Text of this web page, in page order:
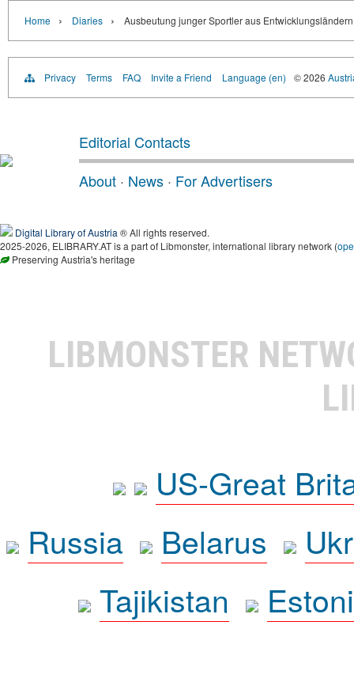
Home › Diaries › Ausbeutung junger Sportler aus
Privacy Terms FAQ Invite a Friend Language (en) © 2026
Editorial Contacts
About · News · For Advertisers
Digital Library of Austria ® All rights reserved.
2025-2026, ELIBRARY.AT is a part of Libmonster, international library network (
Preserving Austria's heritage
LIBMONSTER
US-Great
Russia
Belarus
Tajikistan